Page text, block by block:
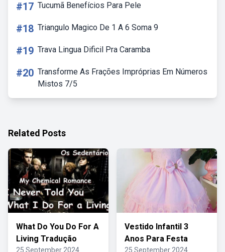
#17 Tucumã Benefícios Para Pele
#18 Triangulo Magico De 1 A 6 Soma 9
#19 Trava Lingua Dificil Pra Caramba
#20 Transforme As Frações Impróprias Em Números
Mistos 7/5
Related Posts
What Do You Do For A
Living Tradução
25 September 2024
Vestido Infantil 3
Anos Para Festa
25 September 2024